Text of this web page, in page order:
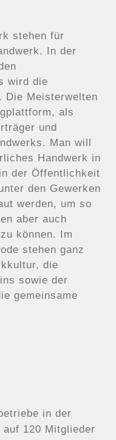
stehen für
In der
wird die
Die Meisterwelten
als
und
Man will
Handwerk in
der Öffentlichkeit
den Gewerken
werden, um so
aber auch
können. Im
stehen ganz
die
sowie der
gemeinsame
in der
120 Mitglieder